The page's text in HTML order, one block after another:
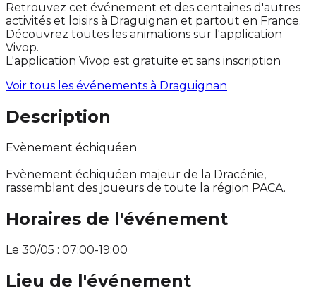
Retrouvez cet événement et des centaines d'autres
activités et loisirs à Draguignan et partout en France.
Découvrez toutes les animations sur l'application
Vivop.
L'application Vivop est gratuite et sans inscription
Voir tous les événements à Draguignan
Description
Evènement échiquéen
Evènement échiquéen majeur de la Dracénie,
rassemblant des joueurs de toute la région PACA.
Horaires de l'événement
Le 30/05 : 07:00-19:00
Lieu de l'événement